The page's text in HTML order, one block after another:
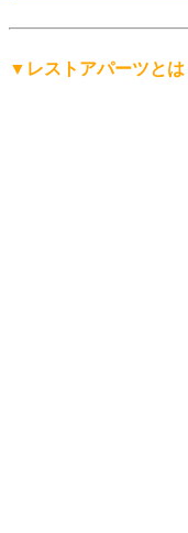
▼レストアパーツとは